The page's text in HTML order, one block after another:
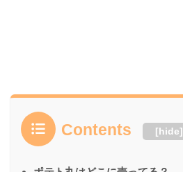
Contents [hide]